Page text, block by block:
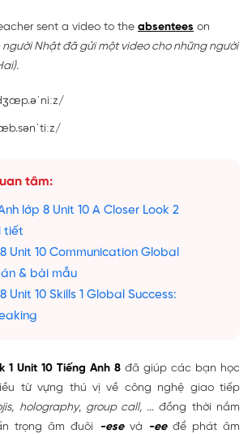
sent a video to the absentees on
người Nhật đã gửi một video cho những người
tâm:
lớp 8 Unit 10 A Closer Look 2
tiết
Unit 10 Communication Global
& bài mẫu
Unit 10 Skills 1 Global Success:
1 Unit 10 Tiếng Anh 8 đã giúp các bạn học
từ vựng thú vị về công nghệ giao tiếp
holography, group call, ... đồng thời nắm
trọng âm đuôi -esevà -eeđể phát âm